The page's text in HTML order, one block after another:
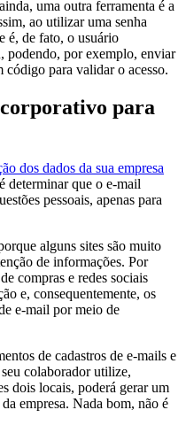
uma outra ferramenta é a
ao utilizar uma senha
é, de fato, o usuário
podendo, por exemplo, enviar
para validar o acesso.
para
dos dados da sua empresa
determinar que o e-mail
pessoais, apenas para
alguns sites são muito
de informações. Por
compras e redes sociais
e, consequentemente, os
e-mail por meio de
de cadastros de e-mails e
colaborador utilize,
dois locais, poderá gerar um
empresa. Nada bom, não é